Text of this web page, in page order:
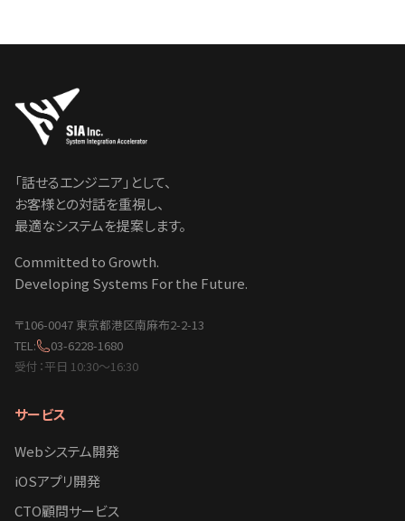
「話せるエンジニア」として、
お客様との対話を重視し、
最適なシステムを提案します。
Committed to Growth.
Developing Systems For the Future.
〒106-0047 東京都港区南麻布2-2-13
TEL:
03-6228-1680
受付：平日 10:30〜16:30
サービス
Webシステム開発
iOSアプリ開発
CTO顧問サービス